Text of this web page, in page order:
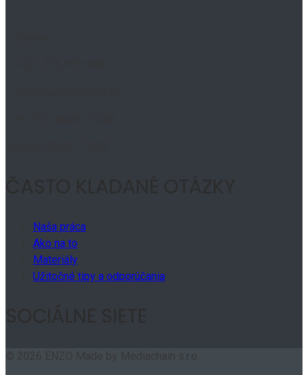
Naša práca
Ako na to
Materiály
Užitočné tipy a odporúčania
© 2026 ENZO Made by Mediachain s.r.o.